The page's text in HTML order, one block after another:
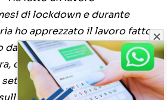
di lockdown e durante
ho apprezzato il lavoro fatto
davvero tanto. Barbara rimane
continua a fare Pomeriggio
settimana Pomeriggio Cinque
La domenica quel